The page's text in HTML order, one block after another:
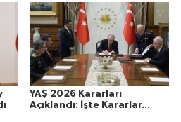
YAŞ 2026 Kararları
Açıklandı: İşte Kararlar...